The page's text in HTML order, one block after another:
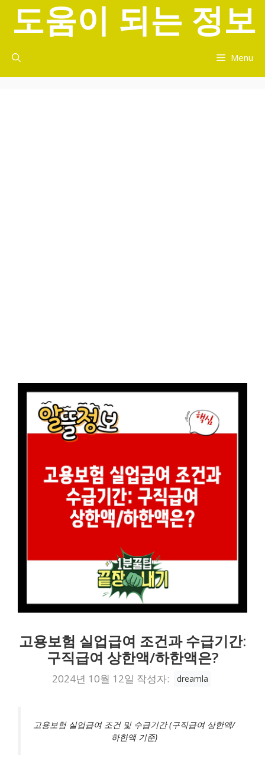
너
도움이 되는 정보
Menu
고용보험 실업급여 조건과 수급기간:
구직급여 상한액/하한액은?
2024년 10월 12일 작성자: dreamla
고용보험 실업급여 조건 및 수급기간 (구직급여 상한액/
하한액 기준)